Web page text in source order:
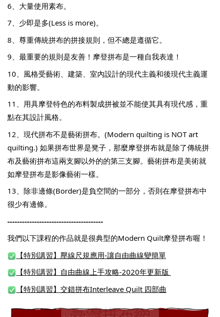
6、大量使用素布。
7、少即是多(Less is more)。
8、尊重傳統拼布的拼接規則，但不總是遵循它。
9、最重要的規則是友善！摩登拼布是一種自我表達！
10、風格受藝術、建築、室內設計的現代主義和後現代主義運
動的影響。
11、用具摩登特色的布料製成拼被並不能使其具有現代感，重
點在其設計風格。
12、現代拼布不是藝術拼布。(Modern quilting is NOT art
quilting.) 如果拼布世界是凳子，那麼摩登拼布就是除了傳統拼
布及藝術拼布這兩支腳以外的的第三支腳。藝術拼布是美術就
如摩登拼布是影像藝術一樣。
13、除非邊條(Border)是負空間的一部分，否則在摩登拼布中
很少有邊條。
---------------------------------------
我們以下課程的作品就是很典型的Modern Quilt摩登拼布喔！
【特別講習】壓線尺規應用-讓自由曲線變簡單
【特別講習】自由曲線上手攻略-2020年更新版
【特別講習】交錯拼布Interleave Quilt 四部曲